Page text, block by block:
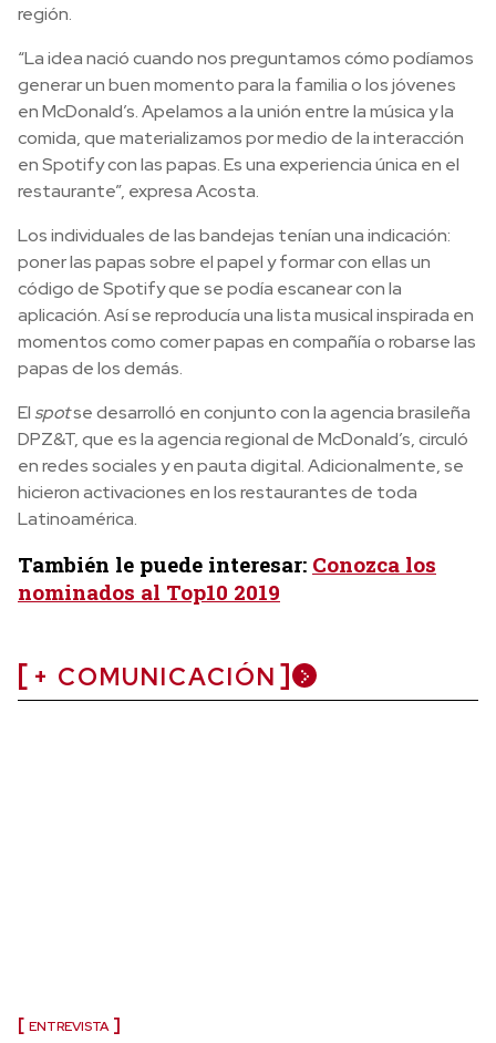
región.
“La idea nació cuando nos preguntamos cómo podíamos
generar un buen momento para la familia o los jóvenes
en McDonald’s. Apelamos a la unión entre la música y la
comida, que materializamos por medio de la interacción
en Spotify con las papas. Es una experiencia única en el
restaurante”, expresa Acosta.
Los individuales de las bandejas tenían una indicación:
poner las papas sobre el papel y formar con ellas un
código de Spotify que se podía escanear con la
aplicación. Así se reproducía una lista musical inspirada en
momentos como comer papas en compañía o robarse las
papas de los demás.
Elspotse desarrolló en conjunto con la agencia brasileña
DPZ&T, que es la agencia regional de McDonald’s, circuló
en redes sociales y en pauta digital. Adicionalmente, se
hicieron activaciones en los restaurantes de toda
Latinoamérica.
También le puede interesar: Conozca los
nominados al Top10 2019
+ COMUNICACIÓN
ENTREVISTA